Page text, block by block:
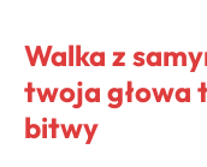
Walka z
twoja głowa
bitwy